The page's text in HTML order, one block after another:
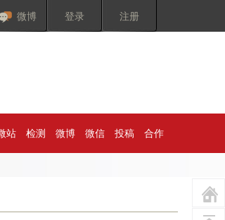
微博 登录 注册
站 检测 微博 微信 投稿 合作